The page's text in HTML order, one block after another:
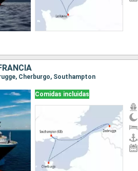
Cherburgo, Southampton
Comidas incluidas